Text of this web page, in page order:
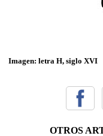
Imagen: letra H, siglo XVI
OTROS